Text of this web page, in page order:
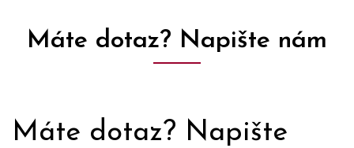
Máte dotaz? Napište nám
Máte dotaz? Napište